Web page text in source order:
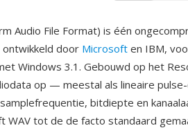
Audio File Format) is één
ontwikkeld door Microsoft en IBM,
Windows 3.1. Gebouwd op het
op — meestal als lineaire
bitdiepte en
WAV tot de de facto standaard